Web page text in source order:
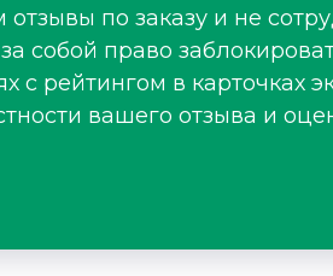
по заказу и не
собой право
с рейтингом в карточках
вашего отзыва и